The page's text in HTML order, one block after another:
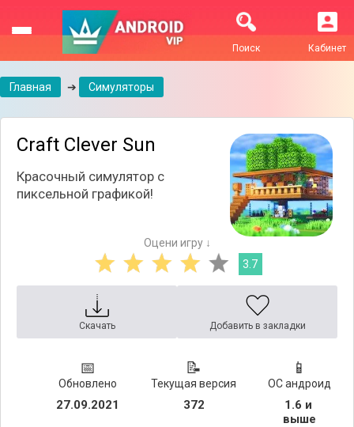
Кабинет
Поиск
Главная ➔ Симуляторы
Craft Clever Sun
Красочный симулятор с
пиксельной графикой!
Оцени игру ↓
3.7
Скачать Добавить в закладки
📅
Обновлено
27.09.2021
📝
Текущая версия
372
📱
ОС андроид
1.6 и
выше